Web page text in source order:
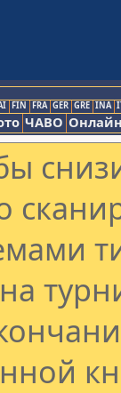
FIN FRA GER GRE INA
ЧАВО